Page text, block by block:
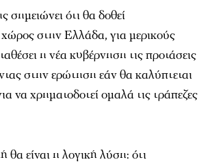
ότι θα δοθεί
στην Ελλάδα, για μερικούς
η νέα κυβέρνηση τις προτάσεις
στην ερώτηση εάν θα καλύπτεται
να χρηματοδοτεί ομαλά τις τράπεζες
θα είναι η λογική λύση: ότι